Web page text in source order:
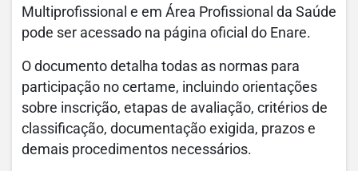
Multiprofissional e em Área Profissional da Saúde
pode ser acessado na página oficial do Enare.
O documento detalha todas as normas para
participação no certame, incluindo orientações
sobre inscrição, etapas de avaliação, critérios de
classificação, documentação exigida, prazos e
demais procedimentos necessários.